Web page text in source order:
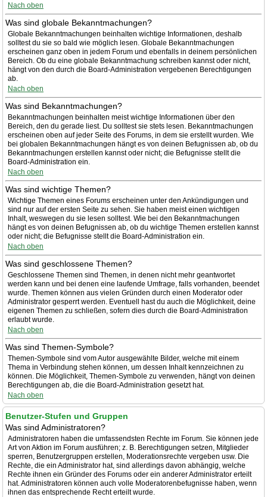
Nach oben
Was sind globale Bekanntmachungen?
Globale Bekanntmachungen beinhalten wichtige Informationen, deshalb
solltest du sie so bald wie möglich lesen. Globale Bekanntmachungen
erscheinen ganz oben in jedem Forum und ebenfalls in deinem persönlichen
Bereich. Ob du eine globale Bekanntmachung schreiben kannst oder nicht,
hängt von den durch die Board-Administration vergebenen Berechtigungen
ab.
Nach oben
Was sind Bekanntmachungen?
Bekanntmachungen beinhalten meist wichtige Informationen über den
Bereich, den du gerade liest. Du solltest sie stets lesen. Bekanntmachungen
erscheinen oben auf jeder Seite des Forums, in dem sie erstellt wurden. Wie
bei globalen Bekanntmachungen hängt es von deinen Befugnissen ab, ob du
Bekanntmachungen erstellen kannst oder nicht; die Befugnisse stellt die
Board-Administration ein.
Nach oben
Was sind wichtige Themen?
Wichtige Themen eines Forums erscheinen unter den Ankündigungen und
sind nur auf der ersten Seite zu sehen. Sie haben meist einen wichtigen
Inhalt, weswegen du sie lesen solltest. Wie bei den Bekanntmachungen
hängt es von deinen Befugnissen ab, ob du wichtige Themen erstellen kannst
oder nicht; die Befugnisse stellt die Board-Administration ein.
Nach oben
Was sind geschlossene Themen?
Geschlossene Themen sind Themen, in denen nicht mehr geantwortet
werden kann und bei denen eine laufende Umfrage, falls vorhanden, beendet
wurde. Themen können aus vielen Gründen durch einen Moderator oder
Administrator gesperrt werden. Eventuell hast du auch die Möglichkeit, deine
eigenen Themen zu schließen, sofern dies durch die Board-Administration
erlaubt wurde.
Nach oben
Was sind Themen-Symbole?
Themen-Symbole sind vom Autor ausgewählte Bilder, welche mit einem
Thema in Verbindung stehen können, um dessen Inhalt kennzeichnen zu
können. Die Möglichkeit, Themen-Symbole zu verwenden, hängt von deinen
Berechtigungen ab, die die Board-Administration gesetzt hat.
Nach oben
Benutzer-Stufen und Gruppen
Was sind Administratoren?
Administratoren haben die umfassendsten Rechte im Forum. Sie können jede
Art von Aktion im Forum ausführen; z. B. Berechtigungen setzen, Mitglieder
sperren, Benutzergruppen erstellen, Moderationsrechte vergeben usw. Die
Rechte, die ein Administrator hat, sind allerdings davon abhängig, welche
Rechte ihnen ein Gründer des Forums oder ein anderer Administrator erteilt
hat. Administratoren können auch volle Moderatorenbefugnisse haben, wenn
ihnen das entsprechende Recht erteilt wurde.